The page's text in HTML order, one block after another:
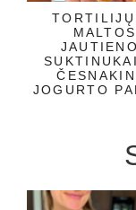
TORTILIJŲ
MALTOS
JOGURTO